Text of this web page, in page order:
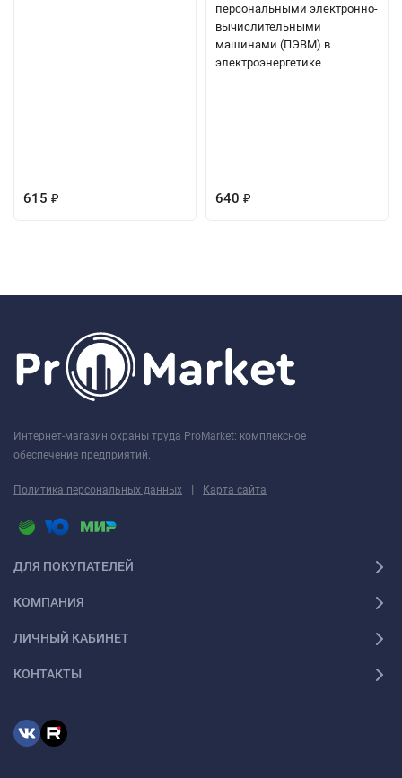
615 ₽
персональными электронно-
вычислительными
машинами (ПЭВМ) в
электроэнергетике
640 ₽
Интернет-магазин охраны труда ProMarket: комплексное
обеспечение предприятий.
Политика персональных данных | Карта сайта
ДЛЯ ПОКУПАТЕЛЕЙ
КОМПАНИЯ
ЛИЧНЫЙ КАБИНЕТ
КОНТАКТЫ